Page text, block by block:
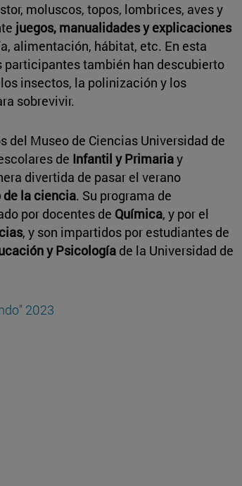
moluscos, topos, lombrices, aves y
juegos, manualidades y explicaciones
alimentación, hábitat, etc. En esta
participantes también han descubierto
insectos, la polinización y los
sobrevivir.
del Museo de Ciencias Universidad de
de Infantil y Primariay
divertida de pasar el verano
de la ciencia. Su programa de
por docentes de Química, y por el
, y son impartidos por estudiantes de
y Psicología de la Universidad de